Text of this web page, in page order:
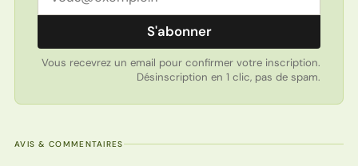
S'abonner
Vous recevrez un email pour confirmer votre inscription.
Désinscription en 1 clic, pas de spam.
AVIS & COMMENTAIRES